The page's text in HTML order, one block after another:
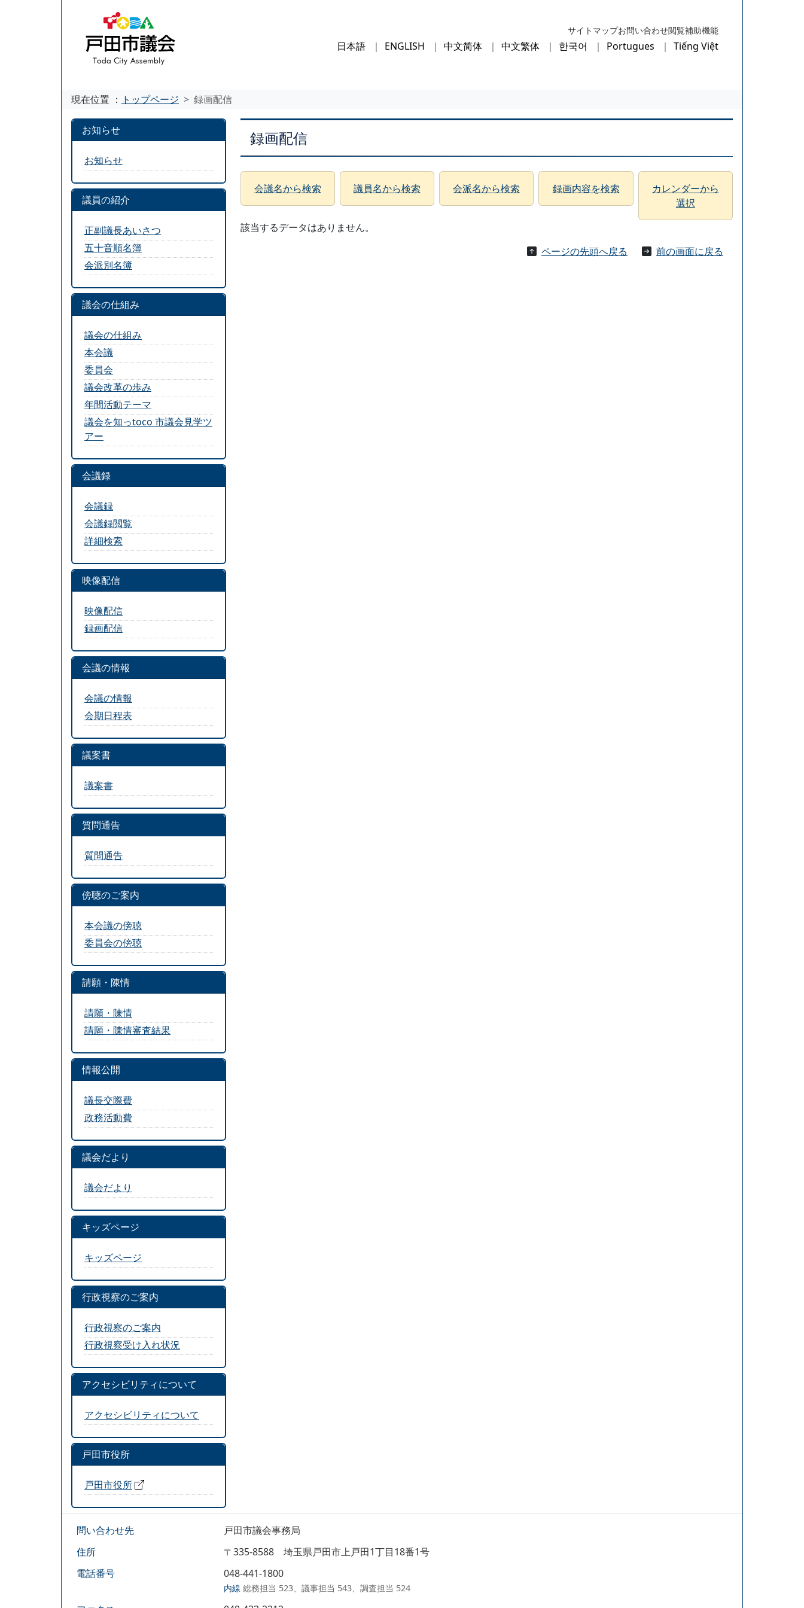
サイトマップお問い合わせ閲覧補助機能
日本語 ENGLISH 中文简体 中文繁体 한국어 Portugues Tiếng Việt
現在位置 ： トップページ 録画配信
録画配信
会議名から検索 議員名から検索 会派名から検索 録画内容を検索
カレンダーから
選択
該当するデータはありません。
ページの先頭へ戻る
前の画面に戻る
お知らせ
お知らせ
議員の紹介
正副議長あいさつ
五十音順名簿
会派別名簿
議会の仕組み
議会の仕組み
本会議
委員会
議会改革の歩み
年間活動テーマ
議会を知っtoco 市議会見学ツ
アー
会議録
会議録
会議録閲覧
詳細検索
映像配信
映像配信
録画配信
会議の情報
会議の情報
会期日程表
議案書
議案書
質問通告
質問通告
傍聴のご案内
本会議の傍聴
委員会の傍聴
請願・陳情
請願・陳情
請願・陳情審査結果
情報公開
議長交際費
政務活動費
議会だより
議会だより
キッズページ
キッズページ
行政視察のご案内
行政視察のご案内
行政視察受け入れ状況
アクセシビリティについて
アクセシビリティについて
戸田市役所
戸田市役所
問い合わせ先
戸田市議会事務局
住所
〒335-8588 埼玉県戸田市上戸田1丁目18番1号
電話番号
048-441-1800
内線 総務担当 523、議事担当 543、調査担当 524